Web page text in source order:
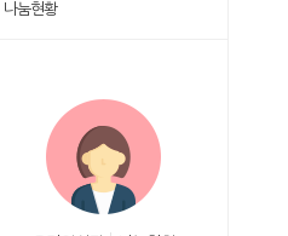
나눔현황